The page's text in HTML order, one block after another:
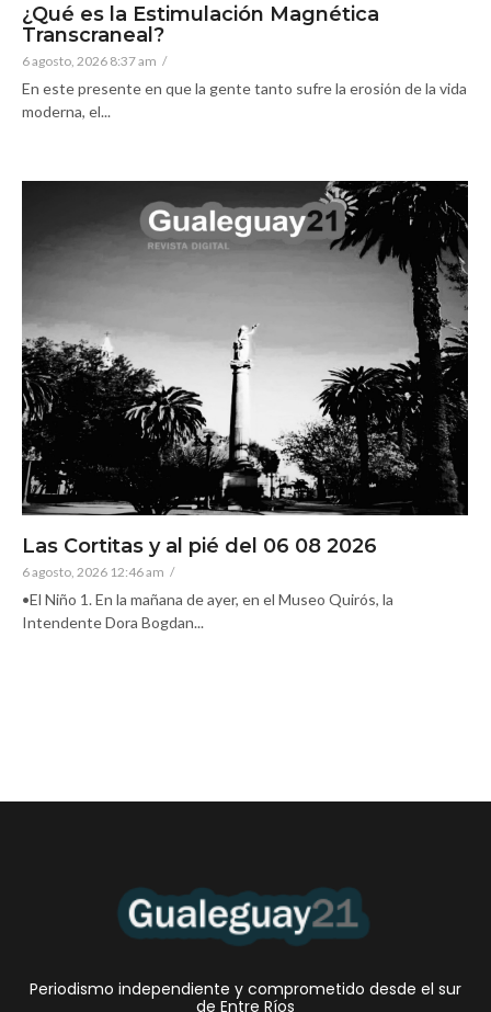
¿Qué es la Estimulación Magnética
Transcraneal?
6 agosto, 2026 8:37 am /
En este presente en que la gente tanto sufre la erosión de la vida
moderna, el...
Las Cortitas y al pié del 06 08 2026
6 agosto, 2026 12:46 am /
•El Niño 1. En la mañana de ayer, en el Museo Quirós, la
Intendente Dora Bogdan...
Periodismo independiente y comprometido desde el sur
de Entre Ríos